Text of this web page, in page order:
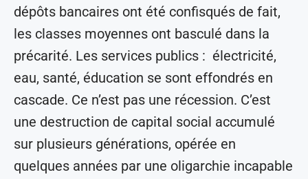
dépôts bancaires ont été confisqués de fait,
les classes moyennes ont basculé dans la
précarité. Les services publics : électricité,
eau, santé, éducation se sont effondrés en
cascade. Ce n’est pas une récession. C’est
une destruction de capital social accumulé
sur plusieurs générations, opérée en
quelques années par une oligarchie incapable